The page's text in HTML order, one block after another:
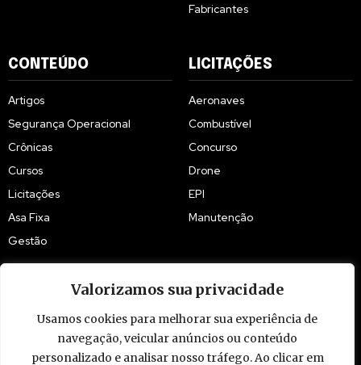
Valorizamos sua privacidade
Usamos cookies para melhorar sua experiência de
navegação, veicular anúncios ou conteúdo
personalizado e analisar nosso tráfego. Ao clicar em
Fabricantes
CONTEÚDO
Artigos
Segurança Operacional
Crônicas
Cursos
Licitações
Asa Fixa
Gestão
LICITAÇÕES
Aeronaves
Combustível
Concurso
Drone
EPI
Manutenção
© 2009 - 2026 Piloto Policial. Todos os direitos reservados. Brasil.